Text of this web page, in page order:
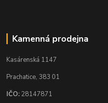
Kamenná prodejna
Kasárenská 1147
Prachatice, 383 01
IČO: 28147871